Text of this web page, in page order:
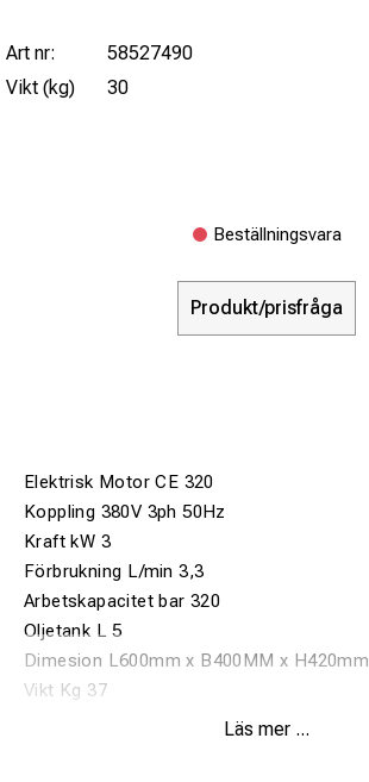
Art nr:
58527490
Vikt (kg)
30
Beställningsvara
Produkt/prisfråga
Elektrisk Motor CE 320
Koppling 380V 3ph 50Hz
Kraft kW 3
Förbrukning L/min 3,3
Arbetskapacitet bar 320
Oljetank L 5
Dimesion L600mm x B400MM x H420mm
Vikt Kg 37
Levereras separerat från maskin
Läs mer ...